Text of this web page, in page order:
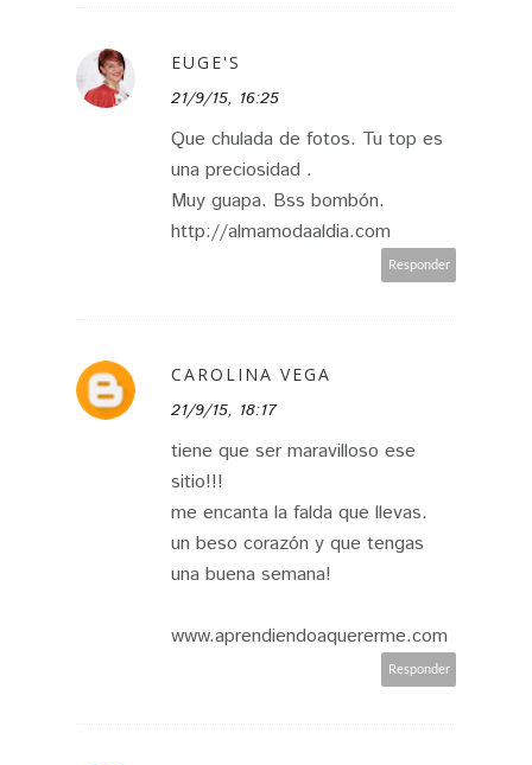
EUGE'S
21/9/15, 16:25
Que chulada de fotos. Tu top es
una preciosidad .
Muy guapa. Bss bombón.
http://almamodaaldia.com
Responder
CAROLINA VEGA
21/9/15, 18:17
tiene que ser maravilloso ese
sitio!!!
me encanta la falda que llevas.
un beso corazón y que tengas
una buena semana!
www.aprendiendoaquererme.com
Responder